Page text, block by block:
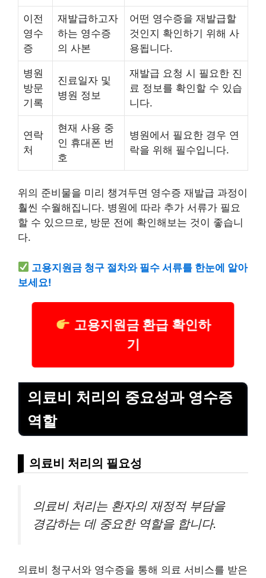
이전
영수
증
재발급하고자
하는 영수증
의 사본
어떤 영수증을 재발급할
것인지 확인하기 위해 사
용됩니다.
병원
방문
기록
진료일자 및
병원 정보
재발급 요청 시 필요한 진
료 정보를 확인할 수 있습
니다.
연락
처
현재 사용 중
인 휴대폰 번
호
병원에서 필요한 경우 연
락을 위해 필수입니다.
위의 준비물을 미리 챙겨두면 영수증 재발급 과정이
훨씬 수월해집니다. 병원에 따라 추가 서류가 필요
할 수 있으므로, 방문 전에 확인해보는 것이 좋습니
다.
고용지원금 청구 절차와 필수 서류를 한눈에 알아
보세요!
고용지원금 환급 확인하
기
의료비 처리의 중요성과 영수증
역할
의료비 처리의 필요성
의료비 처리는 환자의 재정적 부담을
경감하는 데 중요한 역할을 합니다.
의료비 청구서와 영수증을 통해 의료 서비스를 받은